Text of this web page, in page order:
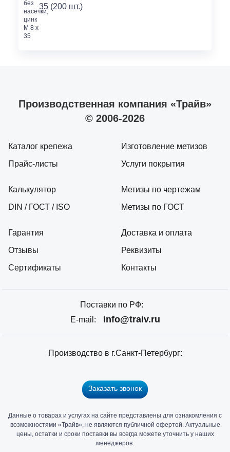
35 (200 шт.)
Производственная компания «Трайв»
© 2006-2026
Каталог крепежа
Прайс-листы
Калькулятор
DIN / ГОСТ / ISO
Гарантия
Отзывы
Сертификаты
Изготовление метизов
Услуги покрытия
Метизы по чертежам
Метизы по ГОСТ
Доставка и оплата
Реквизиты
Контакты
Поставки по РФ:
E-mail:
info@traiv.ru
Производство в г.Санкт-Петербург:
Заказать звонок
Данные о товарах и услугах на сайте представлены для ознакомления с
возможностями «Трайв», не являются публичной офертой. Актуальные
цены, остатки и сроки поставки вы всегда можете уточнить у наших
менеджеров.
Главный